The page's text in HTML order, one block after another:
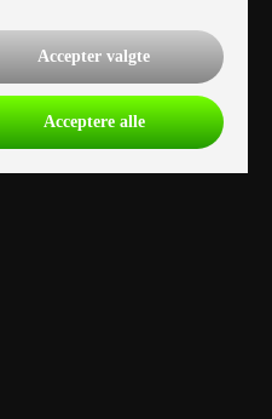
Accepter valgte
Acceptere alle